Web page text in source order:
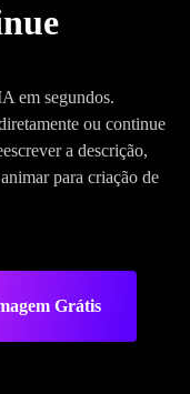
em segundos.
ou continue
a descrição,
para criação de
Grátis